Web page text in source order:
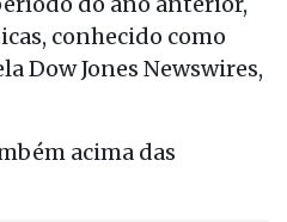
conhecido como
Dow Jones Newswires,
acima das